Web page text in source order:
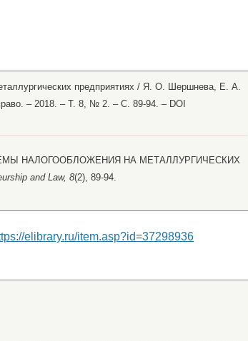
предприятиях / Я. О. Шершнева, Е. А.
– 2018. – Т. 8, № 2. – С. 89-94. – DOI
НАЛОГООБЛОЖЕНИЯ НА МЕТАЛЛУРГИЧЕСКИХ
and Law, 8(2), 89-94.
elibrary.ru/item.asp?id=37298936